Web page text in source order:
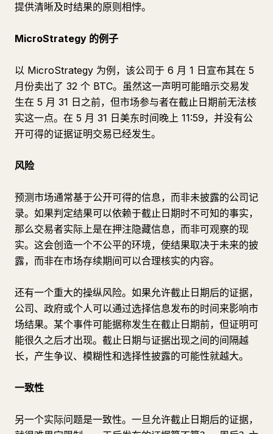
提供清晰及时结果的原则相悖。
MicroStrategy 的例子
以 MicroStrategy 为例，该公司于 6 月 1 日宣布其在 5
月份卖出了 32 个 BTC。虽然这一声明可能暗示交易发
生在 5 月 31 日之前，但市场参与者在截止日期前无法核
实这一点。在 5 月 31 日美东时间晚上 11:59，并没有公
开可得的证据证明交易已经发生。
风险
预测市场通常基于公开可得的信息，而非未披露的公司记
录。如果判定结果可以依赖于截止日期时不可知的事实，
那么交易者实际上是在押注隐藏信息，而非可观察的现
实。这会创造一个不公平的环境，使结果取决于未来的披
露，而非在市场存续期间可以合理核实的内容。
还有一个重大的操纵风险。如果允许截止日期后的证据，
公司、政府或个人可以通过选择信息发布的时间来影响市
场结果。某个事件可能据称发生在截止日期前，但证明可
能很久之后才出现。截止日期与证据出现之间的间隔越
长，产生争议、模糊性和选择性披露的可能性就越大。
一致性
另一个实际问题是一致性。一旦允许截止日期后的证据，